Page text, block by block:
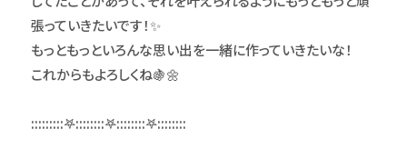
張っていきたいです！✨
もっともっといろんな思い出を一緒に作っていきたいな！
これからもよろしくね🍇🌼
:::::::::𖤐::::::::𖤐::::::::𖤐::::::::